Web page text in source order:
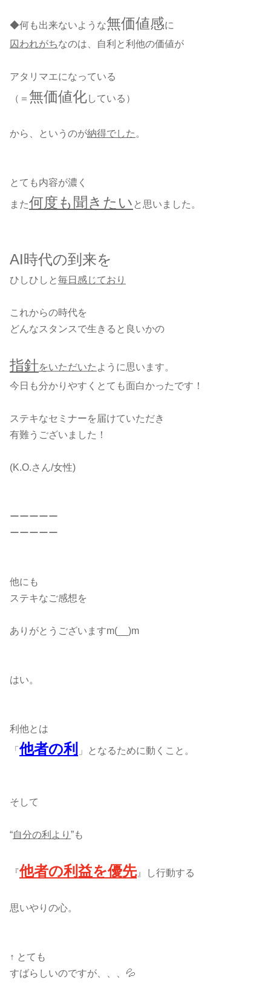
◆何も出来ないような無価値感に
囚われがちなのは、自利と利他の価値が
アタリマエになっている
（＝ 無価値化している）
から、というのが納得でした 。
とても内容が濃く
また何度も聞きたい と思いました。
AI時代の到来を
ひしひしと毎日感じており
これからの時代を
どんなスタンスで生きると良いかの
指針をいただいた ように思います。
今日も分かりやすくとても面白かったです！
ステキなセミナーを届けていただき
有難うございました！
(K.O.さん/女性)
ーーーーー
ーーーーー
他にも
ステキなご感想を
ありがとうございますm(__)m
はい。
利他とは
「他者の利 」となるために動くこと。
そして
“自分の利より ”も
『他者の利益を優先』し行動する
思いやりの心。
↑ とても
すばらしいのですが、、、💦